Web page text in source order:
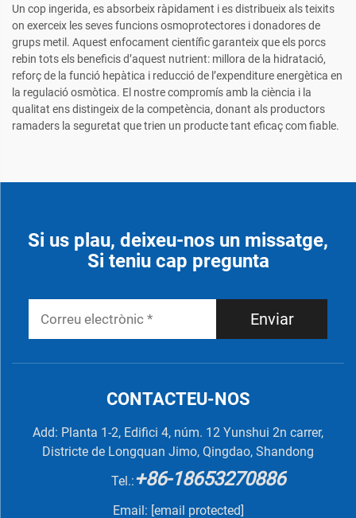
Un cop ingerida, es absorbeix ràpidament i es distribueix als teixits
on exerceix les seves funcions osmoprotectores i donadores de
grups metil. Aquest enfocament científic garanteix que els porcs
rebin tots els beneficis d’aquest nutrient: millora de la hidratació,
reforç de la funció hepàtica i reducció de l’expenditure energètica en
la regulació osmòtica. El nostre compromís amb la ciència i la
qualitat ens distingeix de la competència, donant als productors
ramaders la seguretat que trien un producte tant eficaç com fiable.
Si us plau, deixeu-nos un missatge,
Si teniu cap pregunta
Enviar
CONTACTEU-NOS
Add: Planta 1-2, Edifici 4, núm. 12 Yunshui 2n carrer,
Districte de Longquan Jimo, Qingdao, Shandong
Tel.:+86-18653270886
Email: [email protected]